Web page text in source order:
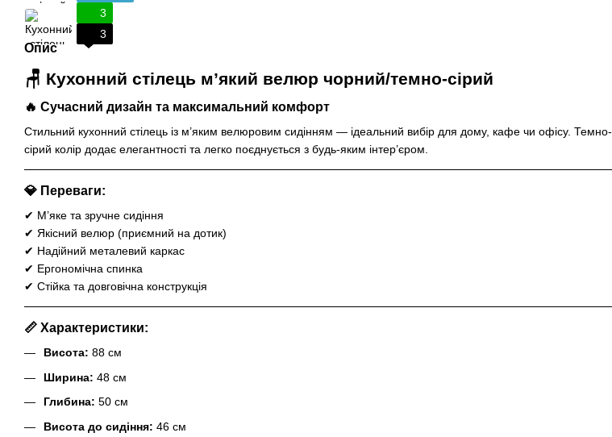
3
3
Опис
🪑 Кухонний стілець м’який велюр чорний/темно-сірий
🔥 Сучасний дизайн та максимальний комфорт
Стильний кухонний стілець із м’яким велюровим сидінням — ідеальний вибір для дому, кафе чи офісу. Темно-
сірий колір додає елегантності та легко поєднується з будь-яким інтер’єром.
💎 Переваги:
✔ М’яке та зручне сидіння
✔ Якісний велюр (приємний на дотик)
✔ Надійний металевий каркас
✔ Ергономічна спинка
✔ Стійка та довговічна конструкція
📏 Характеристики:
Висота: 88 см
Ширина: 48 см
Глибина: 50 см
Висота до сидіння: 46 см